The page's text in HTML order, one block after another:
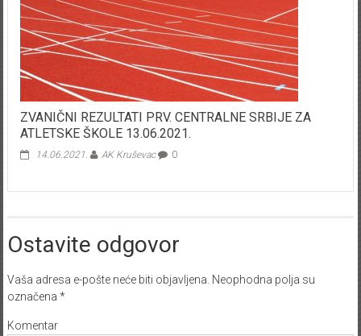
ZVANIČNI REZULTATI PRV. CENTRALNE SRBIJE ZA
ATLETSKE ŠKOLE 13.06.2021.
14.06.2021. AK Kruševac 0
Ostavite odgovor
Vaša adresa e-pošte neće biti objavljena. Neophodna polja su
označena *
Komentar